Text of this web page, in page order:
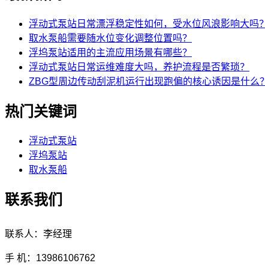
浮动式泵站日常漂浮稳定性如何，受水位风浪影响大吗？
取水泵船需要随水位变化调整位置吗？
浮坞泵站适用的主流应用场景有哪些？
浮动式泵站日常运维难度大吗，养护流程是否繁琐？
ZBG型周边传动刮泥机运行出现跑偏的核心诱因是什么？
热门关键词
浮动式泵站
浮坞泵站
取水泵船
联系我们
联系人：李经理
手 机：13986106762